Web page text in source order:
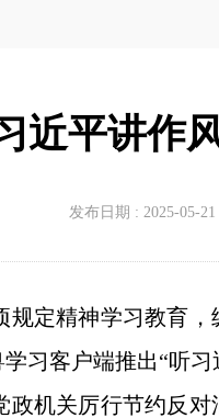
近平讲作
发布日期 : 2025-05-21
定精神学习教育
习客户端推出“听
机关厉行节约反